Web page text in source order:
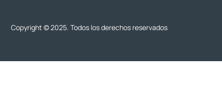
Copyright © 2025. Todos los derechos reservados